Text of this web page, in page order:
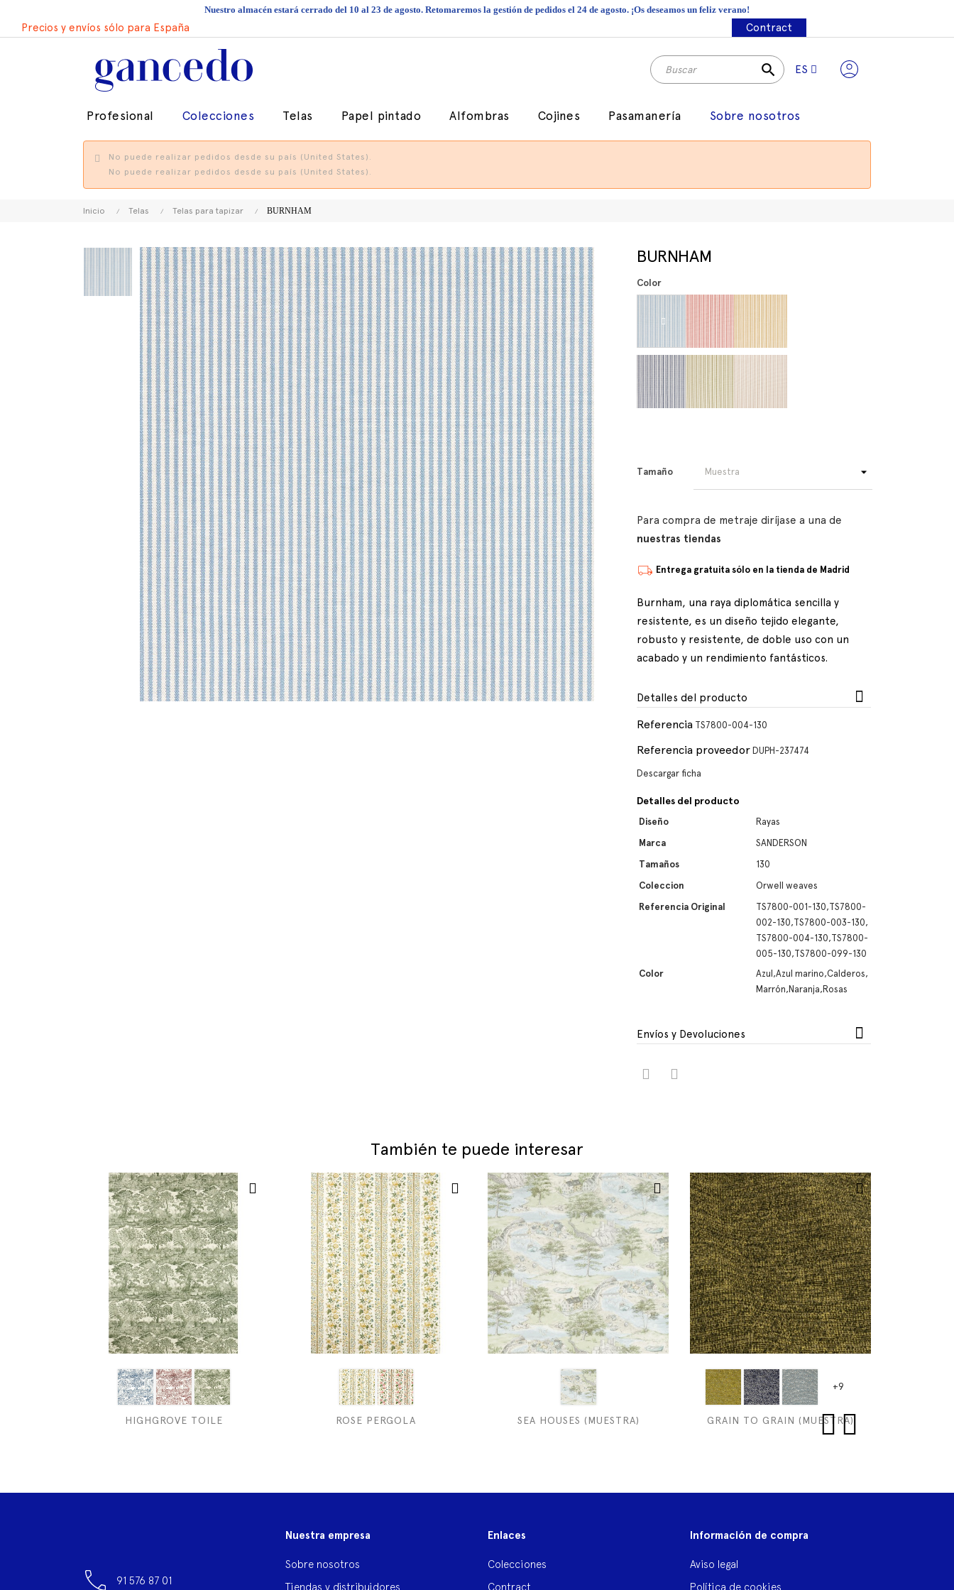
Nuestro almacén estará cerrado del 10 al 23 de agosto. Retomaremos la gestión de pedidos el 24 de agosto. ¡Os deseamos un feliz verano!
Precios y envíos sólo para España Contract
search ES
Profesional Colecciones Telas Papel pintado Alfombras Cojines Pasamanería Sobre nosotros
No puede realizar pedidos desde su país (United States).
No puede realizar pedidos desde su país (United States).
Inicio Telas Telas para tapizar BURNHAM
BURNHAM
Color
Tamaño
Para compra de metraje diríjase a una de
nuestras tiendas
Entrega gratuita sólo en la tienda de Madrid
Burnham, una raya diplomática sencilla y
resistente, es un diseño tejido elegante,
robusto y resistente, de doble uso con un
acabado y un rendimiento fantásticos.
Detalles del producto
Referencia TS7800-004-130
Referencia proveedor DUPH-237474
Descargar ficha
Detalles del producto
Diseño
Rayas
Marca
SANDERSON
Tamaños
130
Coleccion
Orwell weaves
Referencia Original
TS7800-001-130,TS7800-
002-130,TS7800-003-130,
TS7800-004-130,TS7800-
005-130,TS7800-099-130
Color
Azul,Azul marino,Calderos,
Marrón,Naranja,Rosas
Envíos y Devoluciones
También te puede interesar
HIGHGROVE TOILE ROSE PERGOLA SEA HOUSES (MUESTRA)
+9
GRAIN TO GRAIN (MUESTRA)
91 576 87 01
Nuestra empresa
Sobre nosotros
Tiendas y distribuidores
Enlaces
Colecciones
Contract
Información de compra
Aviso legal
Política de cookies